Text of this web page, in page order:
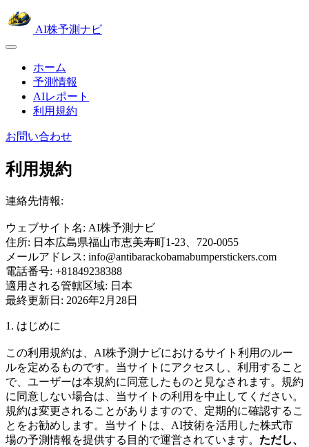
AI株予測ナビ
ホーム
予測情報
AIレポート
利用規約
お問い合わせ
利用規約
連絡先情報:
ウェブサイト名: AI株予測ナビ
住所: 日本広島県福山市恵美寿町1-23、720-0055
メールアドレス: info@antibarackobamabumperstickers.com
電話番号: +81849238388
適用される管轄区域: 日本
最終更新日: 2026年2月28日
1. はじめに
この利用規約は、AI株予測ナビにおけるサイト利用のルー
ルを定めるものです。当サイトにアクセスし、利用すること
で、ユーザーは本規約に同意したものと見なされます。規約
に同意しない場合は、当サイトの利用を中止してください。
規約は変更されることがありますので、定期的に確認するこ
とをお勧めします。当サイトは、AI技術を活用した株式市
場の予測情報を提供する目的で運営されています。 ただし、